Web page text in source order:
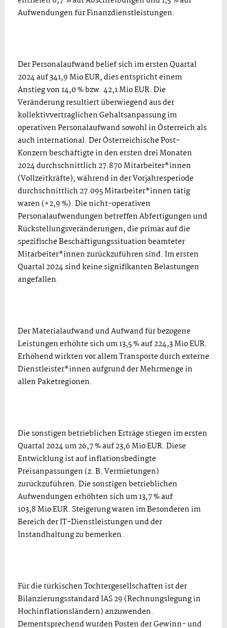
Aufwendungen für Finanzdienstleistungen.
Der Personalaufwand belief sich im ersten Quartal
2024 auf 341,9 Mio EUR, dies entspricht einem
Anstieg von 14,0 % bzw. 42,1 Mio EUR. Die
Veränderung resultiert überwiegend aus der
kollektivvertraglichen Gehaltsanpassung im
operativen Personalaufwand sowohl in Österreich als
auch international. Der Österreichische Post-
Konzern beschäftigte in den ersten drei Monaten
2024 durchschnittlich 27.870 Mitarbeiter*innen
(Vollzeitkräfte), während in der Vorjahresperiode
durchschnittlich 27.095 Mitarbeiter*innen tätig
waren (+2,9 %). Die nicht-operativen
Personalaufwendungen betreffen Abfertigungen und
Rückstellungsveränderungen, die primär auf die
spezifische Beschäftigungssituation beamteter
Mitarbeiter*innen zurückzuführen sind. Im ersten
Quartal 2024 sind keine signifikanten Belastungen
angefallen.
Der Materialaufwand und Aufwand für bezogene
Leistungen erhöhte sich um 13,5 % auf 224,3 Mio EUR.
Erhöhend wirkten vor allem Transporte durch externe
Dienstleister*innen aufgrund der Mehrmenge in
allen Paketregionen.
Die sonstigen betrieblichen Erträge stiegen im ersten
Quartal 2024 um 26,7 % auf 23,6 Mio EUR. Diese
Entwicklung ist auf inflationsbedingte
Preisanpassungen (z. B. Vermietungen)
zurückzuführen. Die sonstigen betrieblichen
Aufwendungen erhöhten sich um 13,7 % auf
103,8 Mio EUR. Steigerung waren im Besonderen im
Bereich der IT-Dienstleistungen und der
Instandhaltung zu bemerken.
Für die türkischen Tochtergesellschaften ist der
Bilanzierungsstandard IAS 29 (Rechnungslegung in
Hochinflationsländern) anzuwenden.
Dementsprechend wurden Posten der Gewinn- und